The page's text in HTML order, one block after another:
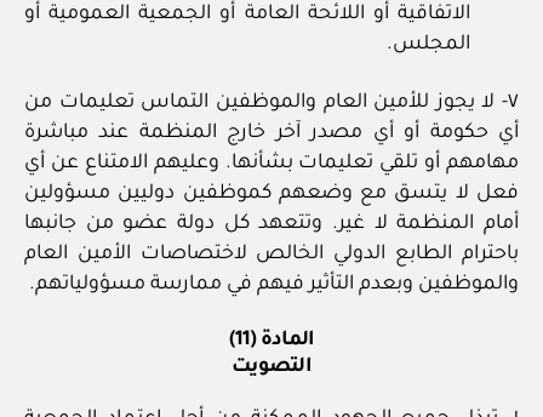
الاتفاقية أو اللائحة العامة أو الجمعية العمومية أو
المجلس.
٧- لا يجوز للأمين العام والموظفين التماس تعليمات من
أي حكومة أو أي مصدر آخر خارج المنظمة عند مباشرة
مهامهم أو تلقي تعليمات بشأنها. وعليهم الامتناع عن أي
فعل لا يتسق مع وضعهم كموظفين دوليين مسؤولين
أمام المنظمة لا غير. وتتعهد كل دولة عضو من جانبها
باحترام الطابع الدولي الخالص لاختصاصات الأمين العام
والموظفين وبعدم التأثير فيهم في ممارسة مسؤولياتهم.
المادة (11)
التصويت